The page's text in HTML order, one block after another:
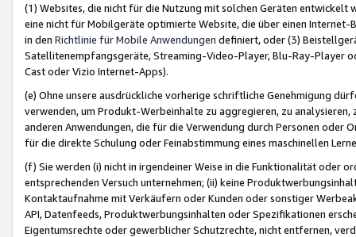
(1) Websites, die nicht für die Nutzung mit solchen Geräten
eine nicht für Mobilgeräte optimierte Website, die über einen
in den Richtlinie für Mobile Anwendungen definiert, oder (3)
Satellitenempfangsgeräte, Streaming-Video-Player, Blu-Ray-Player
Cast oder Vizio Internet-Apps).
(e) Ohne unsere ausdrückliche vorherige schriftliche Genehmigung
verwenden, um Produkt-Werbeinhalte zu aggregieren, zu
anderen Anwendungen, die für die Verwendung durch Personen
für die direkte Schulung oder Feinabstimmung eines maschinellen
(f) Sie werden (i) nicht in irgendeiner Weise in die Funktionalität oder
entsprechenden Versuch unternehmen; (ii) keine
Kontaktaufnahme mit Verkäufern oder Kunden oder sonstiger
API, Datenfeeds, Produktwerbungsinhalten oder Spezifikationen
Eigentumsrechte oder gewerblicher Schutzrechte, nicht entfernen,